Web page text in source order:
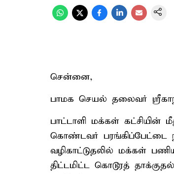
சென்னை,
பாமக செயல் தலைவர்
பாட்டாளி மக்கள் கட்சியின்
கொண்டவர் பரங்கிப்பேட்டை
வழிகாட்டுதலில் மக்கள்
திட்டமிட்ட கொடூரத்